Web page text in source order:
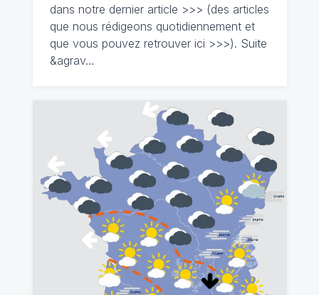
dans notre dernier article >>> (des articles
que nous rédigeons quotidiennement et
que vous pouvez retrouver ici >>>). Suite
&agrav…